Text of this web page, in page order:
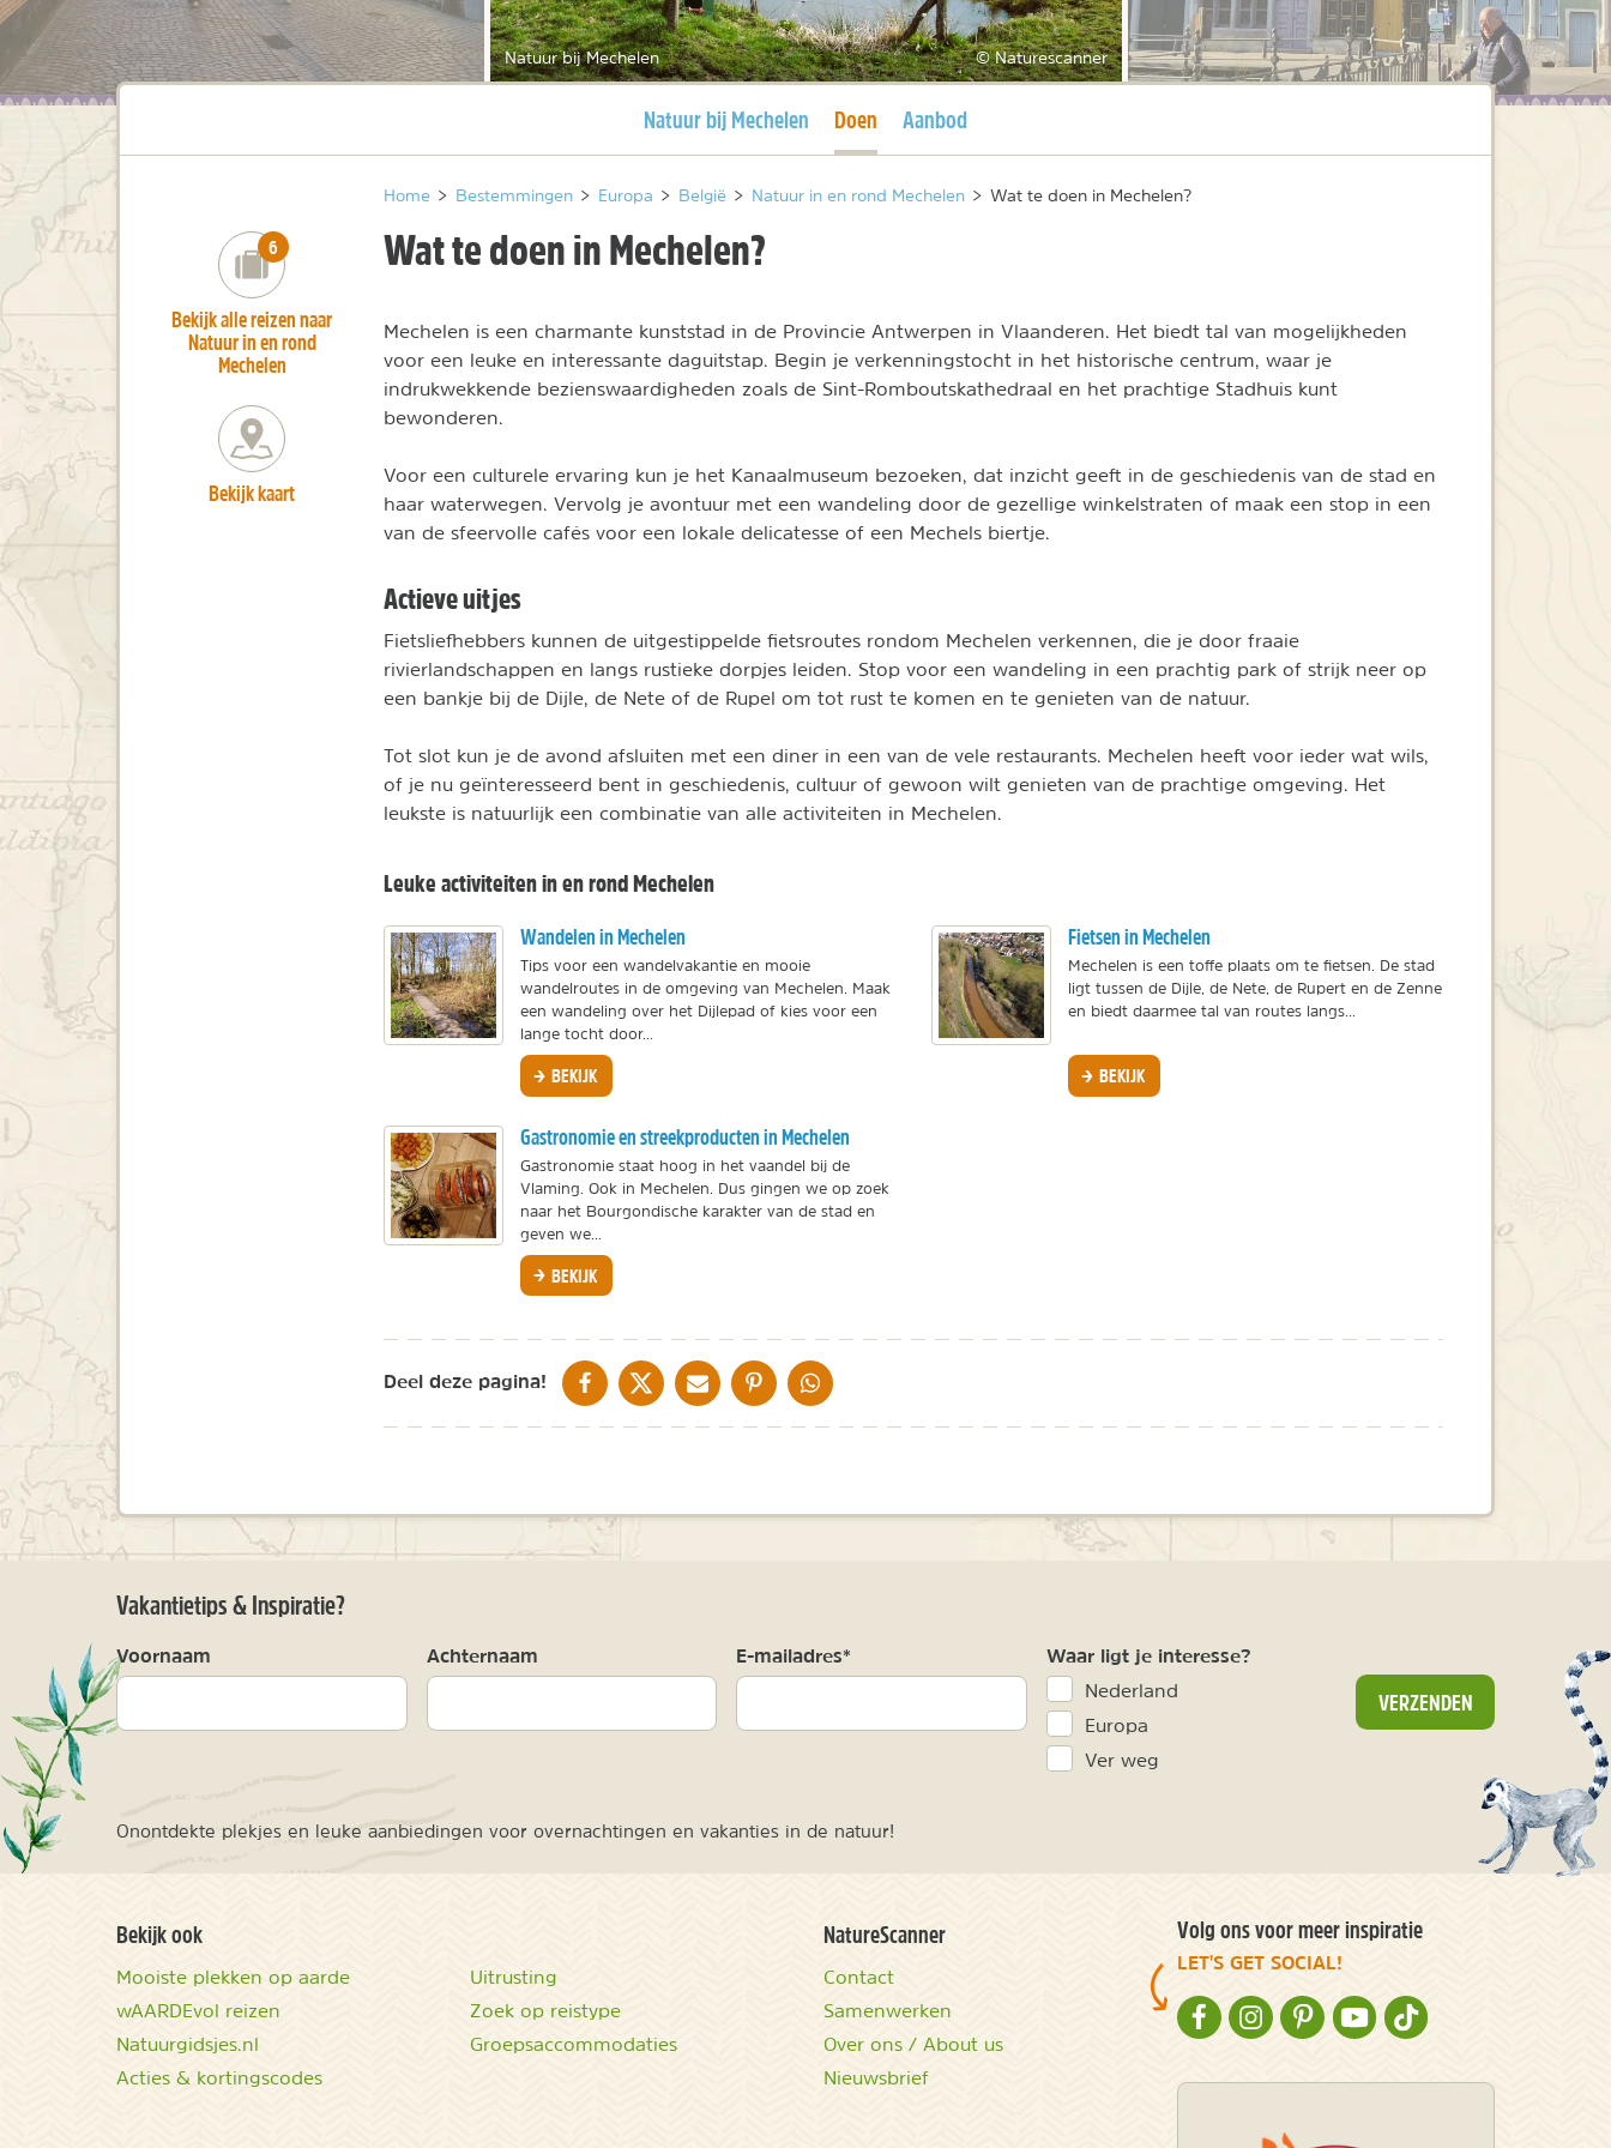
Natuur bij Mechelen © Naturescanner
Huidige pagina
Natuur bij Mechelen Huidige pagina
Doen Aanbod
Home > Bestemmingen > Europa > België > Natuur in en rond Mechelen > Wat te doen in Mechelen?
Wat te doen in Mechelen?
Mechelen is een charmante kunststad in de Provincie Antwerpen in Vlaanderen. Het biedt tal van mogelijkheden
voor een leuke en interessante daguitstap. Begin je verkenningstocht in het historische centrum, waar je
indrukwekkende bezienswaardigheden zoals de Sint-Romboutskathedraal en het prachtige Stadhuis kunt
bewonderen.
Voor een culturele ervaring kun je het Kanaalmuseum bezoeken, dat inzicht geeft in de geschiedenis van de stad en
haar waterwegen. Vervolg je avontuur met een wandeling door de gezellige winkelstraten of maak een stop in een
van de sfeervolle cafés voor een lokale delicatesse of een Mechels biertje.
Actieve uitjes
Fietsliefhebbers kunnen de uitgestippelde fietsroutes rondom Mechelen verkennen, die je door fraaie
rivierlandschappen en langs rustieke dorpjes leiden. Stop voor een wandeling in een prachtig park of strijk neer op
een bankje bij de Dijle, de Nete of de Rupel om tot rust te komen en te genieten van de natuur.
Tot slot kun je de avond afsluiten met een diner in een van de vele restaurants. Mechelen heeft voor ieder wat wils,
of je nu geïnteresseerd bent in geschiedenis, cultuur of gewoon wilt genieten van de prachtige omgeving. Het
leukste is natuurlijk een combinatie van alle activiteiten in Mechelen.
Leuke activiteiten in en rond Mechelen
Wandelen in Mechelen
Tips voor een wandelvakantie en mooie
wandelroutes in de omgeving van Mechelen. Maak
een wandeling over het Dijlepad of kies voor een
lange tocht door...
BEKIJK
Fietsen in Mechelen
Mechelen is een toffe plaats om te fietsen. De stad
ligt tussen de Dijle, de Nete, de Rupert en de Zenne
en biedt daarmee tal van routes langs...
BEKIJK
Gastronomie en streekproducten in Mechelen
Gastronomie staat hoog in het vaandel bij de
Vlaming. Ook in Mechelen. Dus gingen we op zoek
naar het Bourgondische karakter van de stad en
geven we...
BEKIJK
Deel deze pagina! DELEN OP FACEBOOK
DELEN OP XDELEN VIA DE MAIL
DELEN OP PINTEREST
DELEN OP WHATSAPP
number_of_trips:
6
Bekijk alle reizen naar
Natuur in en rond
Mechelen
Bekijk kaart
Vakantietips & Inspiratie?
Voornaam Achternaam E-mailadres* Waar ligt je interesse?
Nederland
Europa
Ver weg
VERZENDEN
Onontdekte plekjes en leuke aanbiedingen voor overnachtingen en vakanties in de natuur!
Bekijk ook
Mooiste plekken op aarde
wAARDEvol reizen
Natuurgidsjes.nl
Acties & kortingscodes
Uitrusting
Zoek op reistype
Groepsaccommodaties
NatureScanner
Contact
Samenwerken
Over ons / About us
Nieuwsbrief
Volg ons voor meer inspiratie
LET'S GET SOCIAL!
NATURESCANNER OP FACEBOOK
NATURESCANNER OP INSTAGRAM
NATURESCANNER OP PINTEREST
NATURESCANNER OP YOUTUBE
NATURESCANNER OP